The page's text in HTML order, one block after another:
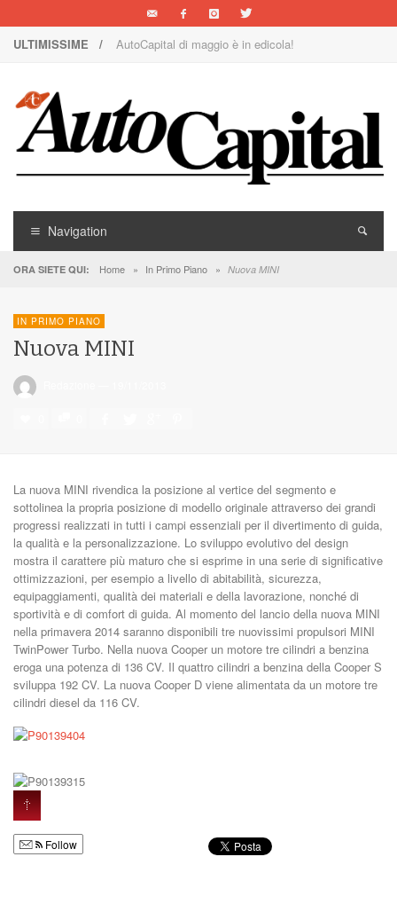
ULTIMISSIME / AutoCapital di maggio è in edicola!
1000 Miglia: un team rosa sulla rossa
Il Concorso Villa d’Este è ai nastri di partenza
I SUV Premium Omoda & Jaecoo
AutoCapital di marzo è in edicola!
Navigation
ORA SIETE QUI: Home » In Primo Piano » Nuova MINI
IN PRIMO PIANO
Nuova MINI
La nuova MINI rivendica la posizione al vertice del segmento e
sottolinea la propria posizione di modello originale attraverso dei grandi
progressi realizzati in tutti i campi essenziali per il divertimento di guida,
la qualità e la personalizzazione. Lo sviluppo evolutivo del design
mostra il carattere più maturo che si esprime in una serie di significative
ottimizzazioni, per esempio a livello di abitabilità, sicurezza,
equipaggiamenti, qualità dei materiali e della lavorazione, nonché di
sportività e di comfort di guida. Al momento del lancio della nuova MINI
nella primavera 2014 saranno disponibili tre nuovissimi propulsori MINI
TwinPower Turbo. Nella nuova Cooper un motore tre cilindri a benzina
eroga una potenza di 136 CV. Il quattro cilindri a benzina della Cooper S
sviluppa 192 CV. La nuova Cooper D viene alimentata da un motore tre
cilindri diesel da 116 CV.
Follow